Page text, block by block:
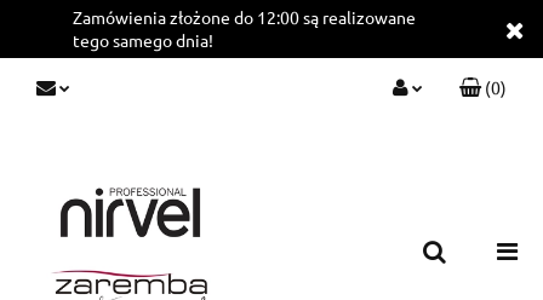
Zamówienia złożone do 12:00 są realizowane
tego samego dnia!
(0)